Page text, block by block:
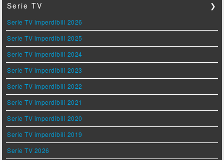
Serie TV ❯
Serie TV imperdibili 2026
Serie TV imperdibili 2025
Serie TV imperdibili 2024
Serie TV imperdibili 2023
Serie TV imperdibili 2022
Serie TV imperdibili 2021
Serie TV imperdibili 2020
Serie TV imperdibili 2019
Serie TV 2026